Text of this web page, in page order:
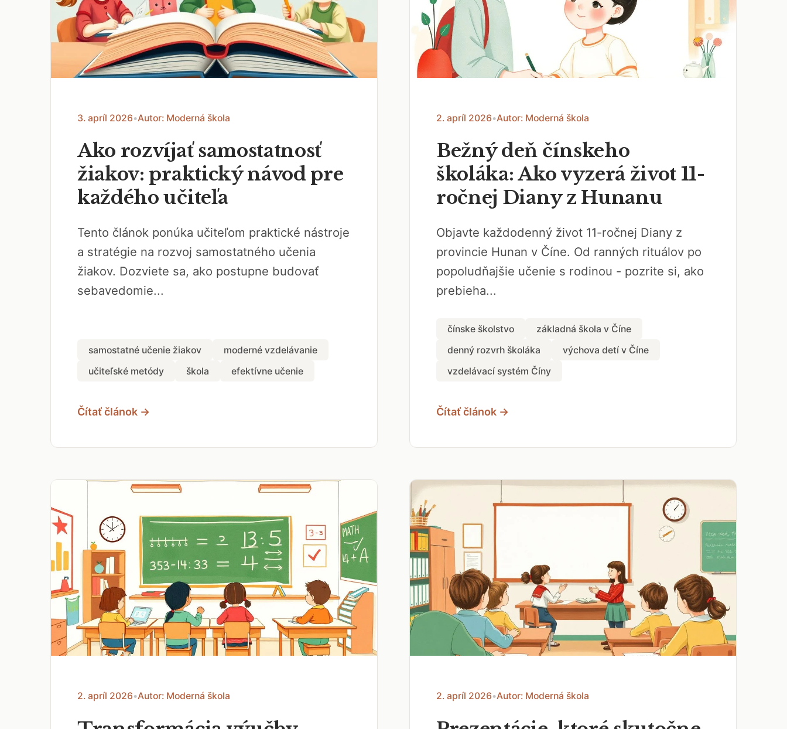
3. apríl 2026•Autor: Moderná škola
Ako rozvíjať samostatnosť
žiakov: praktický návod pre
každého učiteľa
Tento článok ponúka učiteľom praktické nástroje
a stratégie na rozvoj samostatného učenia
žiakov. Dozviete sa, ako postupne budovať
sebavedomie...
samostatné učenie žiakov
moderné vzdelávanie
učiteľské metódy
škola efektívne učenie
Čítať článok →
2. apríl 2026•Autor: Moderná škola
Bežný deň čínskeho
školáka: Ako vyzerá život 11-
ročnej Diany z Hunanu
Objavte každodenný život 11-ročnej Diany z
provincie Hunan v Číne. Od ranných rituálov po
popoludňajšie učenie s rodinou - pozrite si, ako
prebieha...
čínske školstvo
základná škola v Číne
denný rozvrh školáka
výchova detí v Číne
vzdelávací systém Číny
Čítať článok →
2. apríl 2026•Autor: Moderná škola 2. apríl 2026•Autor: Moderná škola